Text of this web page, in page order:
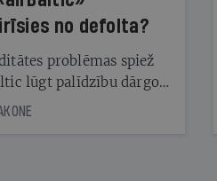
no defolta?
problēmas spiež
lūgt palīdzību dārgo
turētājiem, taču